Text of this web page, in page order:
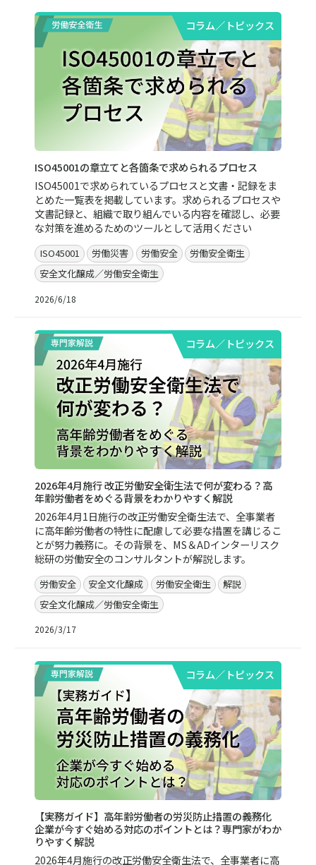
コラム／トピックス
ISO45001の章立てと各箇条で求められるプロセス
ISO45001で求められているプロセスと文書・記録をま
とめた一覧表を掲載しています。求められるプロセスや
文書記録と、組織で取り組んでいる内容を確認し、必要
な対策を進めるためのツールとして活用ください
ISO45001 労働災害 労働安全
労働安全衛生
安全文化醸成／労働安全衛生
2026/6/18
コラム／トピックス
2026年4月施行 改正労働安全衛生法で何が変わる？高
年齢労働者をめぐる背景をわかりやすく解説
2026年4月1日施行の改正労働安全衛生法で、全事業者
に高年齢労働者の特性に配慮して必要な措置を講じるこ
とが努力義務に。その背景を、MS＆ADインターリスク
総研の労働安全のコンサルタントが解説します。
労働安全 安全文化醸成 労働安全衛生
解説
安全文化醸成／労働安全衛生
2026/3/17
コラム／トピックス
【実務ガイド】高年齢労働者の労災防止措置の義務化
企業が今すぐ始める対応のポイントとは？専門家がわか
りやすく解説
2026年4月施行の改正労働安全衛生法で、全事業者に高